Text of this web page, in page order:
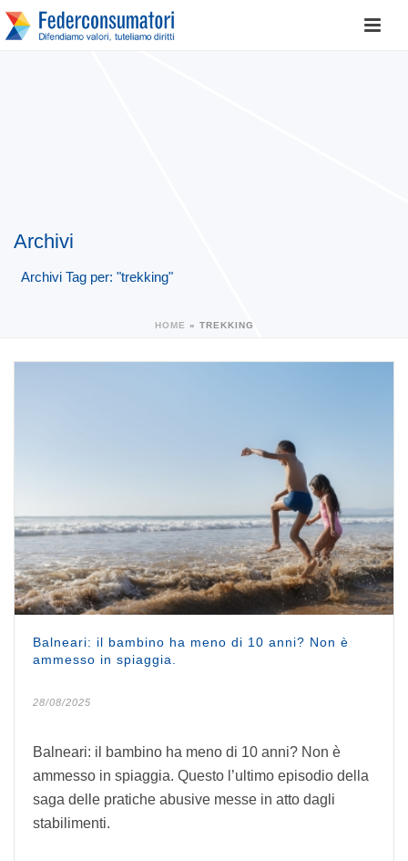
Archivi
Archivi Tag per: "trekking"
HOME » TREKKING
Balneari: il bambino ha meno di 10 anni? Non è
ammesso in spiaggia.
28/08/2025
Balneari: il bambino ha meno di 10 anni? Non è
ammesso in spiaggia. Questo l’ultimo episodio della
saga delle pratiche abusive messe in atto dagli
stabilimenti.